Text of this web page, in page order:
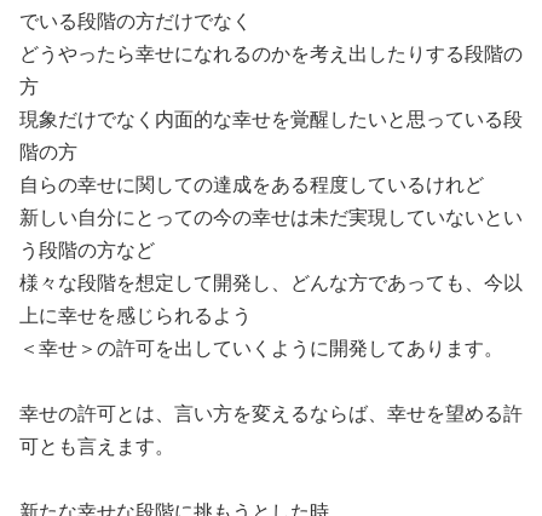
でいる段階の方だけでなく
どうやったら幸せになれるのかを考え出したりする段階の
方
現象だけでなく内面的な幸せを覚醒したいと思っている段
階の方
自らの幸せに関しての達成をある程度しているけれど
新しい自分にとっての今の幸せは未だ実現していないとい
う段階の方など
様々な段階を想定して開発し、どんな方であっても、今以
上に幸せを感じられるよう
＜幸せ＞の許可を出していくように開発してあります。
幸せの許可とは、言い方を変えるならば、幸せを望める許
可とも言えます。
新たな幸せな段階に挑もうとした時